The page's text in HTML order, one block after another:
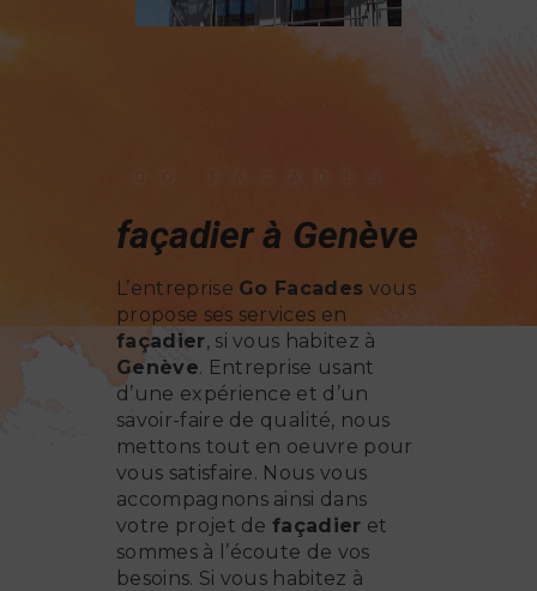
façadier à Genève
L’entreprise Go Facades vous
propose ses services en
façadier, si vous habitez à
Genève. Entreprise usant
d’une expérience et d’un
savoir-faire de qualité, nous
mettons tout en oeuvre pour
vous satisfaire. Nous vous
accompagnons ainsi dans
votre projet defaçadier et
sommes à l’écoute de vos
besoins. Si vous habitez à